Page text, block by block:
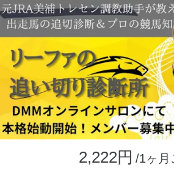
2,222円 /1ヶ月